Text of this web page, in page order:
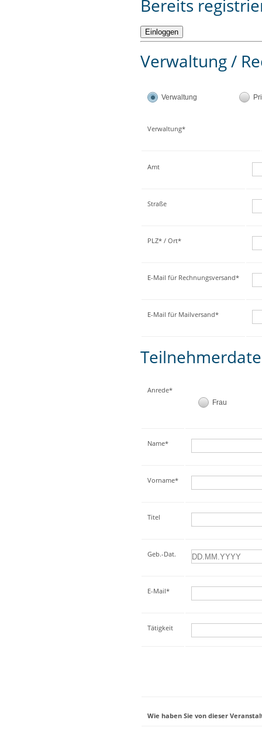
Bereits
Verwaltung /
Verwaltung
Verwaltung*
Amt
Straße
PLZ* / Ort*
E-Mail für Rechnungsversand*
E-Mail für Mailversand*
Anrede*
Frau
Name*
Vorname*
Titel
Geb.-Dat.
E-Mail*
Tätigkeit
Wie haben Sie von dieser